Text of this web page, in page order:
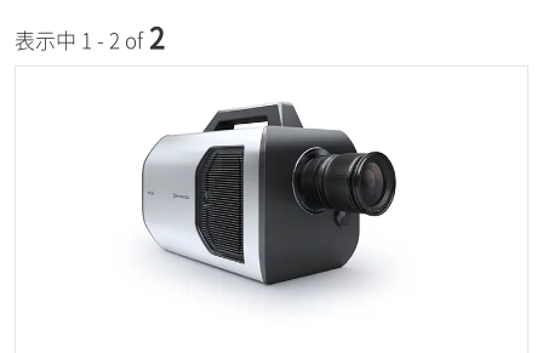
表示中 1 - 2 of 2